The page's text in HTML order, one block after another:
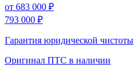
от 683 000 ₽
793 000 ₽
Гарантия юридической чистоты
Оригинал ПТС в наличии